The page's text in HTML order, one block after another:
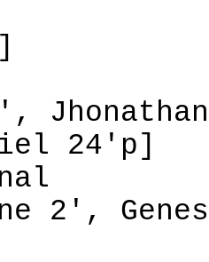
1-0
2-
24'p]
2',